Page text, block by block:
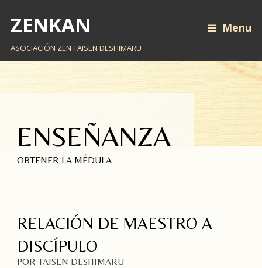
ZENKAN
ASOCIACIÓN ZEN TAISEN DESHIMARU
Menu
ENSEÑANZA
OBTENER LA MÉDULA
RELACIÓN DE MAESTRO A
DISCÍPULO
POR TAISEN DESHIMARU